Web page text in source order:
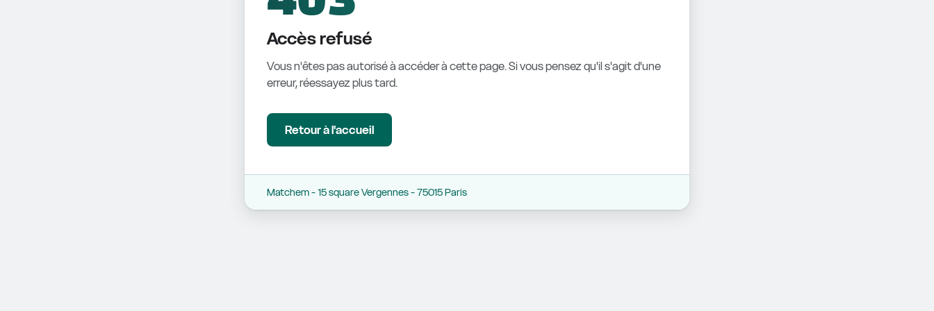
Accès refusé
Vous n'êtes pas autorisé à accéder à cette page. Si vous pensez qu'il s'agit d'une
erreur, réessayez plus tard.
Retour à l'accueil
Matchem - 15 square Vergennes - 75015 Paris